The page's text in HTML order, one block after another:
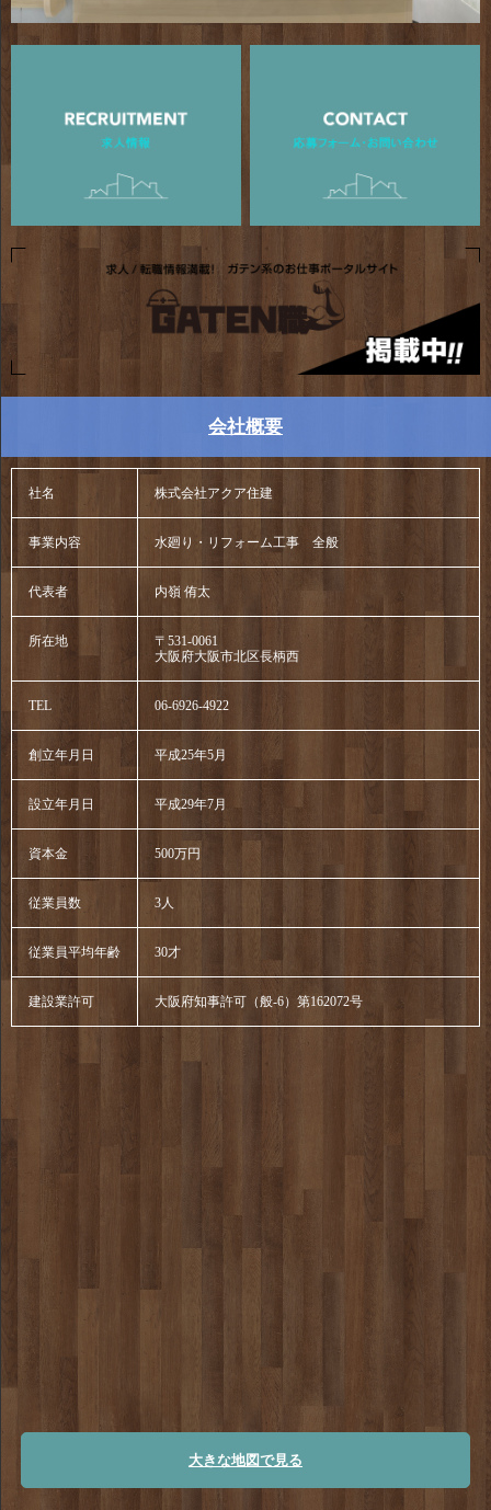
会社概要
社名 株式会社アクア住建
事業内容 水廻り・リフォーム工事 全般
代表者 内嶺 侑太
所在地
〒531-0061
大阪府大阪市北区長柄西
TEL 06-6926-4922
創立年月日 平成25年5月
設立年月日 平成29年7月
資本金 500万円
従業員数 3人
従業員平均年齢 30才
建設業許可 大阪府知事許可（般-6）第162072号
大きな地図で見る